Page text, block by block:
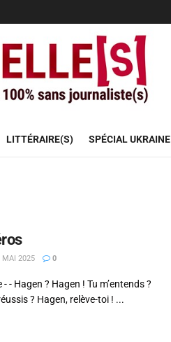
LITTÉRAIRE(S) SPÉCIAL UKRAINE
2025 0
- Hagen ? Hagen ! Tu m’entends ?
? Hagen, relève-toi ! ...